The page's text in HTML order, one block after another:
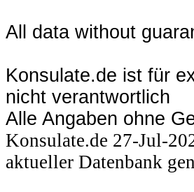
All data without
Konsulate.de ist für
nicht verantwortlich
Alle Angaben ohne
Konsulate.de 27-Jul-
aktueller Datenbank